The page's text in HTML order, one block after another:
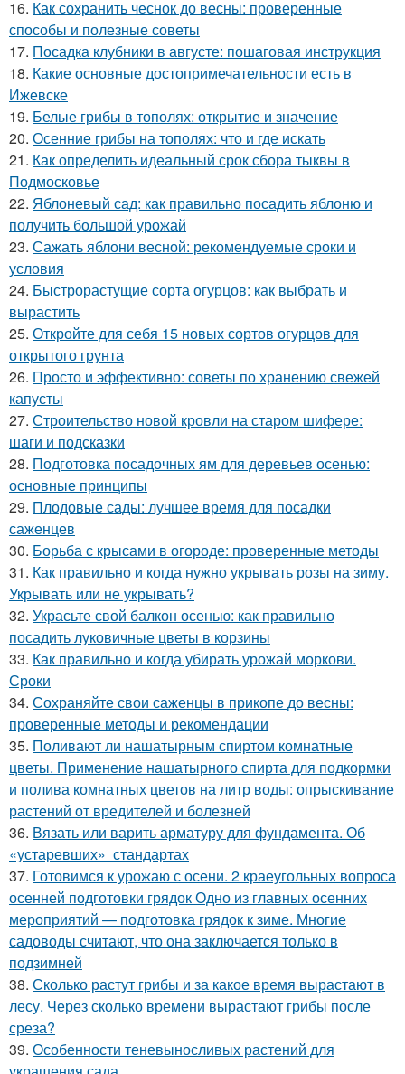
16. Как сохранить чеснок до весны: проверенные
способы и полезные советы
17. Посадка клубники в августе: пошаговая инструкция
18. Какие основные достопримечательности есть в
Ижевске
19. Белые грибы в тополях: открытие и значение
20. Осенние грибы на тополях: что и где искать
21. Как определить идеальный срок сбора тыквы в
Подмосковье
22. Яблоневый сад: как правильно посадить яблоню и
получить большой урожай
23. Сажать яблони весной: рекомендуемые сроки и
условия
24. Быстрорастущие сорта огурцов: как выбрать и
вырастить
25. Откройте для себя 15 новых сортов огурцов для
открытого грунта
26. Просто и эффективно: советы по хранению свежей
капусты
27. Строительство новой кровли на старом шифере:
шаги и подсказки
28. Подготовка посадочных ям для деревьев осенью:
основные принципы
29. Плодовые сады: лучшее время для посадки
саженцев
30. Борьба с крысами в огороде: проверенные методы
31. Как правильно и когда нужно укрывать розы на зиму.
Укрывать или не укрывать?
32. Украсьте свой балкон осенью: как правильно
посадить луковичные цветы в корзины
33. Как правильно и когда убирать урожай моркови.
Сроки
34. Сохраняйте свои саженцы в прикопе до весны:
проверенные методы и рекомендации
35. Поливают ли нашатырным спиртом комнатные
цветы. Применение нашатырного спирта для подкормки
и полива комнатных цветов на литр воды: опрыскивание
растений от вредителей и болезней
36. Вязать или варить арматуру для фундамента. Об
«устаревших» стандартах
37. Готовимся к урожаю с осени. 2 краеугольных вопроса
осенней подготовки грядок Одно из главных осенних
мероприятий — подготовка грядок к зиме. Многие
садоводы считают, что она заключается только в
подзимней
38. Сколько растут грибы и за какое время вырастают в
лесу. Через сколько времени вырастают грибы после
среза?
39. Особенности теневыносливых растений для